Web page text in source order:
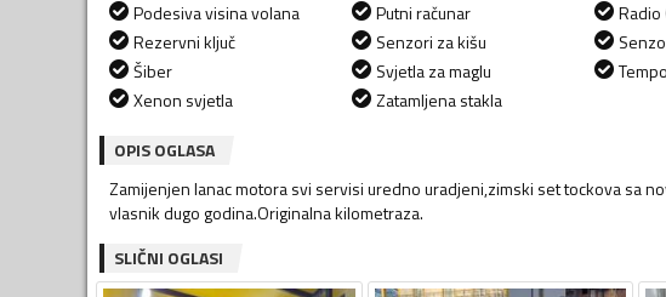
Podesiva visina volana
Rezervni ključ
Šiber
Xenon svjetla
Putni računar
Senzori za kišu
Svjetla za maglu
Zatamljena stakla
Radio
OPIS OGLASA
Zamijenjen lanac motora svi servisi uredno uradjeni,zimski set tockova sa
vlasnik dugo godina.Originalna kilometraza.
SLIČNI OGLASI